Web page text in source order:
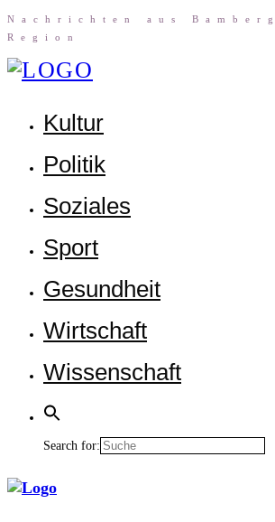
Nach­rich­ten aus
Region
Kul­tur
Poli­tik
Sozia­les
Sport
Gesund­heit
Wirt­schaft
Wis­sen­schaft
Search for: